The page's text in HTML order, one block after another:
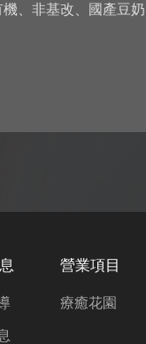
、非基改、國產豆奶
營業項目
療癒花園